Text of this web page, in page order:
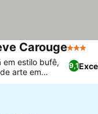
Carouge3
9,1
em estilo bufê,
arte em